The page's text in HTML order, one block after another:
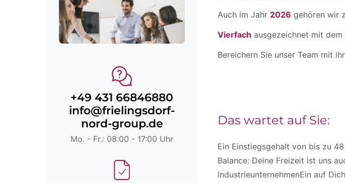
+49 431 66846880
info@frielingsdorf-
nord-group.de
Mo. - Fr.: 08:00 - 17:00 Uhr
Auch im Jahr 2026 gehören wir
Vierfach ausgezeichnet mit dem
Bereichern Sie unser Team mit
Das wartet auf Sie:
Ein Einstiegsgehalt von bis zu
Balance: Deine Freizeit ist uns
IndustrieunternehmenEin auf